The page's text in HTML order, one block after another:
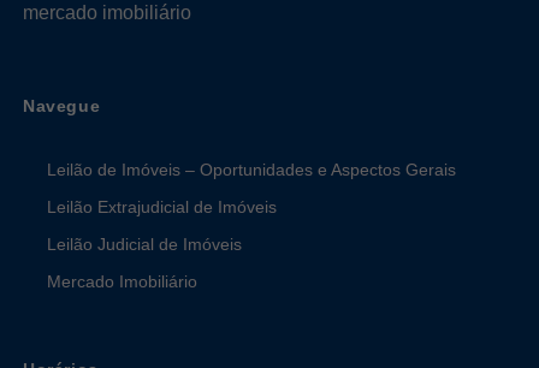
mercado imobiliário
Navegue
Leilão de Imóveis – Oportunidades e Aspectos Gerais
Leilão Extrajudicial de Imóveis
Leilão Judicial de Imóveis
Mercado Imobiliário